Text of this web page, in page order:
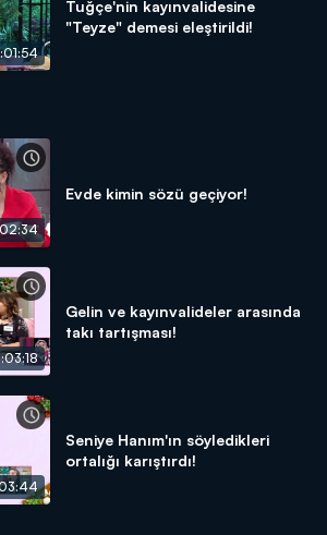
Tuğçe'nin kayınvalidesine
"Teyze" demesi eleştirildi!
Evde kimin sözü geçiyor!
Gelin ve kayınvalideler arasında
takı tartışması!
Seniye Hanım'ın söyledikleri
ortalığı karıştırdı!